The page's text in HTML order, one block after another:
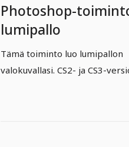
Photoshop-
lumipallo
Tämä toiminto luo lumipallon
valokuvallasi. CS2- ja CS3-